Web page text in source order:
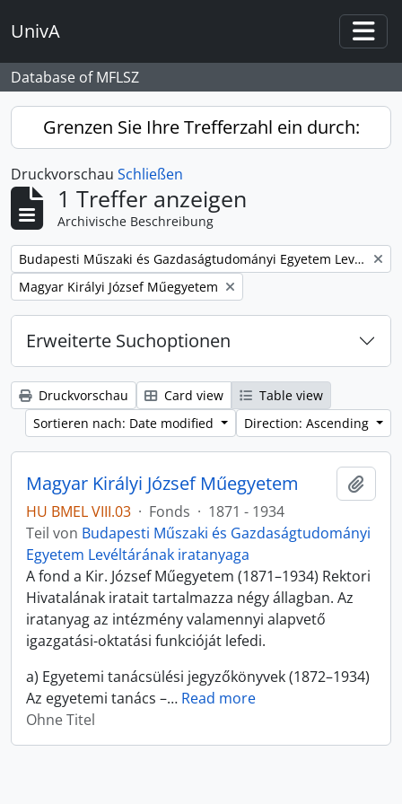
UnivA
Database of MFLSZ
Grenzen Sie Ihre Trefferzahl ein durch:
Druckvorschau Schließen
1 Treffer anzeigen
Archivische Beschreibung
Remove filter:
Budapesti Műszaki és Gazdaságtudományi Egyetem Levéltárának iratanyaga
Remove filter:
Magyar Királyi József Műegyetem
Erweiterte Suchoptionen
Druckvorschau Card view
Table view
Sortieren nach: Date modified
Direction: Ascending
Magyar Királyi József Műegyetem
HU BMEL VIII.03 · Fonds · 1871 - 1934
Teil von Budapesti Műszaki és Gazdaságtudományi
Egyetem Levéltárának iratanyaga
A fond a Kir. József Műegyetem (1871–1934) Rektori
Hivatalának iratait tartalmazza négy állagban. Az
iratanyag az intézmény valamennyi alapvető
igazgatási-oktatási funkcióját lefedi.
a) Egyetemi tanácsülési jegyzőkönyvek (1872–1934)
Az egyetemi tanács –… Read more
Ohne Titel